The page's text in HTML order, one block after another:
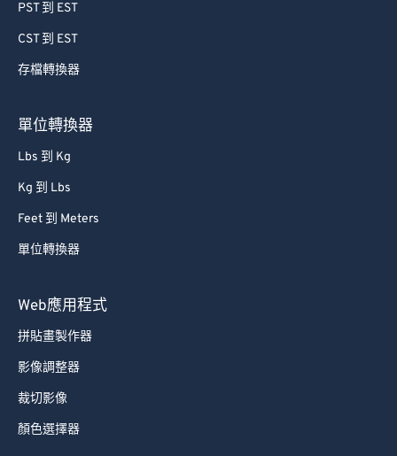
PST 到 EST
CST 到 EST
存檔轉換器
單位轉換器
Lbs 到 Kg
Kg 到 Lbs
Feet 到 Meters
單位轉換器
Web應用程式
拼貼畫製作器
影像調整器
裁切影像
顏色選擇器